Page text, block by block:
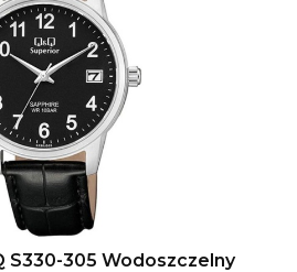
S330-305 Wodoszczelny